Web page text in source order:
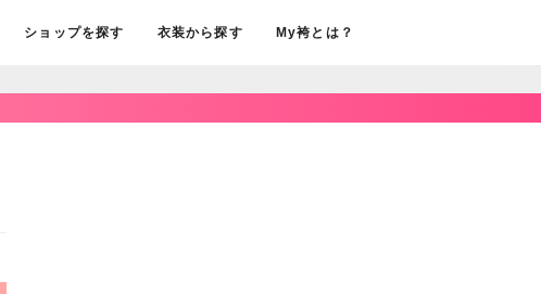
ショップを探す 衣装から探す My袴とは？